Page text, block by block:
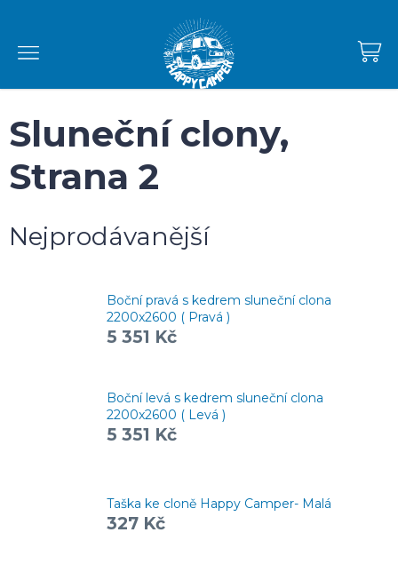
obsah
Sluneční clony,
Strana 2
Nejprodávanější
Boční pravá s kedrem sluneční clona
2200x2600 ( Pravá )
5 351 Kč
Boční levá s kedrem sluneční clona
2200x2600 ( Levá )
5 351 Kč
Taška ke cloně Happy Camper- Malá
327 Kč